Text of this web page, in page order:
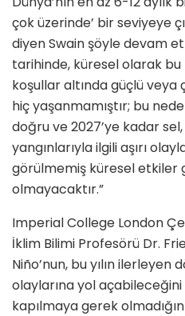
çok üzerinde’ bir seviyeye
diyen Swain şöyle devam
tarihinde, küresel olarak
koşullar altında güçlü veya
hiç yaşanmamıştır; bu
doğru ve 2027’ye kadar
yangınlarıyla ilgili aşırı
görülmemiş küresel etkiler
olmayacaktır.”
Imperial College London
İklim Bilimi Profesörü Dr.
Niño’nun, bu yılın ilerleyen
olaylarına yol
kapılmaya gerek